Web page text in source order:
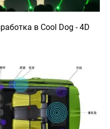
в Cool Dog - 4D